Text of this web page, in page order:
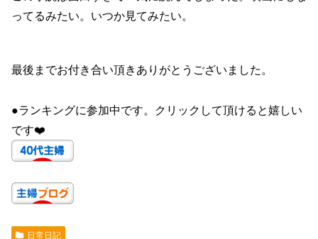
ってるみたい。いつか見てみたい。
最後までお付き合い頂きありがとうございました。
●ランキングに参加中です。クリックして頂けると嬉しい
です❤️
日常日記